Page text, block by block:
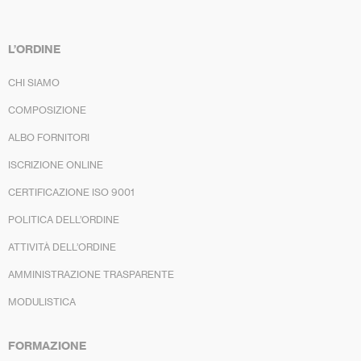
L’ORDINE
CHI SIAMO
COMPOSIZIONE
ALBO FORNITORI
ISCRIZIONE ONLINE
CERTIFICAZIONE ISO 9001
POLITICA DELL’ORDINE
ATTIVITÀ DELL’ORDINE
AMMINISTRAZIONE TRASPARENTE
MODULISTICA
FORMAZIONE